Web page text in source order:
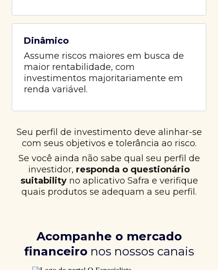
Dinâmico
Assume riscos maiores em busca de
maior rentabilidade, com
investimentos majoritariamente em
renda variável.
Seu perfil de investimento deve alinhar-se
com seus objetivos e tolerância ao risco.
Se você ainda não sabe qual seu perfil de
investidor, responda o questionário
suitabilityno aplicativo Safra e verifique
quais produtos se adequam a seu perfil.
Acompanhe o mercado
financeiro nos nossos canais